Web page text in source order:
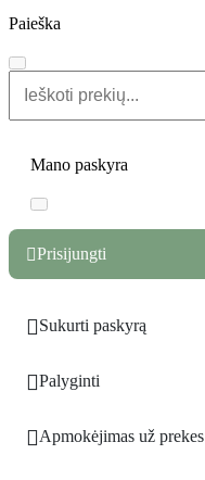
Paieška
Mano paskyra
Prisijungti
Sukurti paskyrą
Palyginti
Apmokėjimas už prekes